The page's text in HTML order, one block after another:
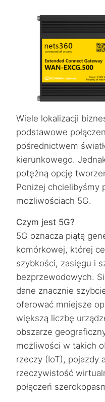
Wiele lokalizacji
podstawowe
pośrednictwem
kierunkowego.
potężną opcję
Poniżej chcielibyśmy
możliwościach 5G.
Czym jest 5G?
5G oznacza piątą
komórkowej, której
szybkości, zasięgu i
bezprzewodowych.
dane znacznie
oferować mniejsze
większą liczbę
obszarze
możliwości w takich
rzeczy (IoT), pojazdy
rzeczywistość
połączeń